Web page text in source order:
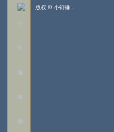
版权 © 小钉锤.